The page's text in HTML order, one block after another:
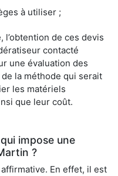
à utiliser ;
l’obtention de ces devis
contacté
une évaluation des
la méthode qui serait
les matériels
que leur coût.
impose une
?
En effet, il est